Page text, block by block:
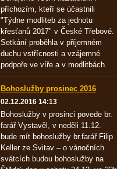
příchozím, kteří se účastnili
"Týdne modliteb za jednotu
křesťanů 2017" v České Třebové.
Setkání proběhla v příjemném
duchu vstřícnosti a vzájemné
podpoře ve víře a v modlitbách.
Bohoslužby prosinec 2016
02.12.2016 14:13
Bohoslužby v prosinci povede br.
farář Vystavěl, v neděli 11.12.
bude mít bohoslužby br.farář Filip
Keller ze Svitav – o vánočních
svátcích budou bohoslužby na